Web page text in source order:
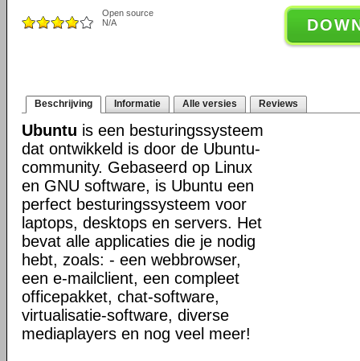
Open source
N/A
Beschrijving Informatie Alle versies Reviews
Ubuntu is een besturingssysteem
dat ontwikkeld is door de Ubuntu-
community. Gebaseerd op Linux
en GNU software, is Ubuntu een
perfect besturingssysteem voor
laptops, desktops en servers. Het
bevat alle applicaties die je nodig
hebt, zoals: - een webbrowser,
een e-mailclient, een compleet
officepakket, chat-software,
virtualisatie-software, diverse
mediaplayers en nog veel meer!